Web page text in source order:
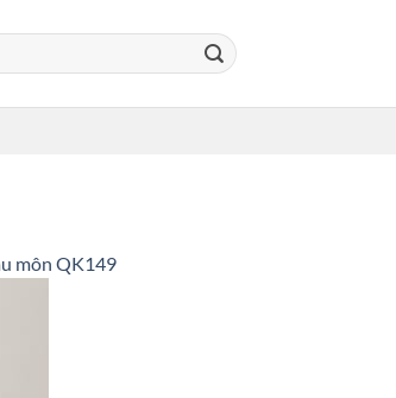
môn QK149